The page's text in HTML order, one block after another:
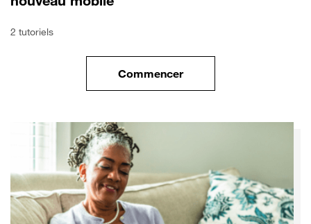
2 tutoriels
Commencerle tuto pour Transférer vos